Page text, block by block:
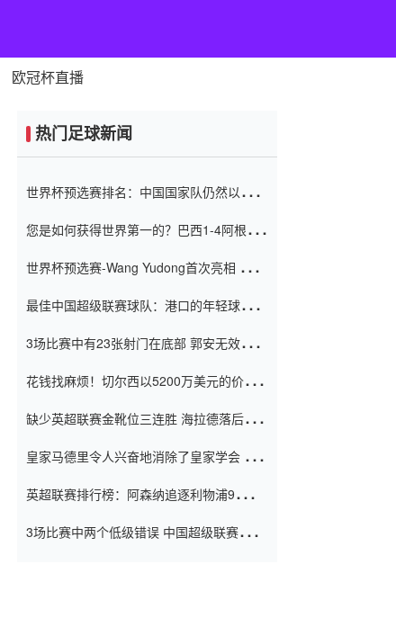
欧冠杯直播
热门足球新闻
世界杯预选赛排名：中国国家队仍然以6分
您是如何获得世界第一的？巴西1-4阿根
世界杯预选赛-Wang Yudong首次亮相 中国
最佳中国超级联赛球队：港口的年轻球员在
（Taishan）
3场比赛中有23张射门在底部 郭安无效传球
花钱找麻烦！切尔西以5200万美元的价格
窗口
缺少英超联赛金靴位三连胜 海拉德落后6球
皇家马德里令人兴奋地消除了皇家学会 安
英超联赛排行榜：阿森纳追逐利物浦9分 曼
3场比赛中两个低级错误 中国超级联赛的前